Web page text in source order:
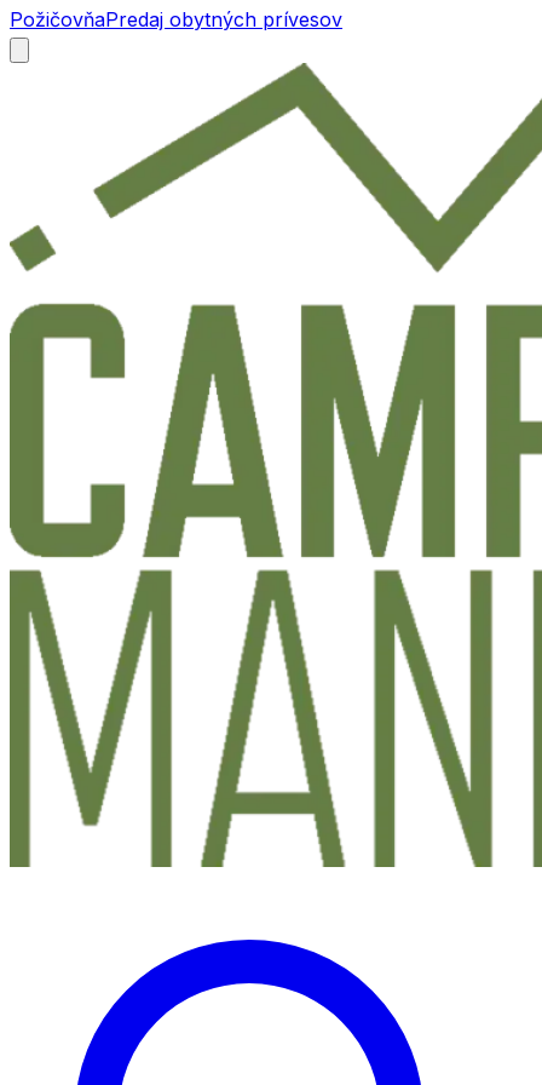
PožičovňaPredaj obytných prívesov